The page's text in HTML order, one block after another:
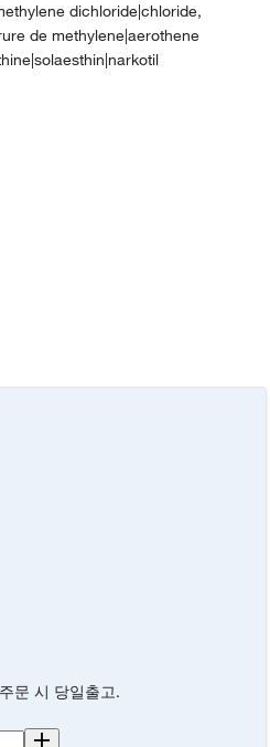
dichloride|chloride,
de methylene|aerothene
문 시 당일출고.